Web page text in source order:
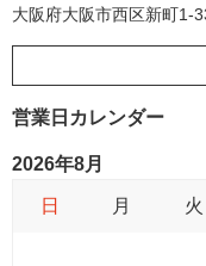
大阪府大阪市西区新町1-
営業日カレンダー
2026年8月
日 月 火